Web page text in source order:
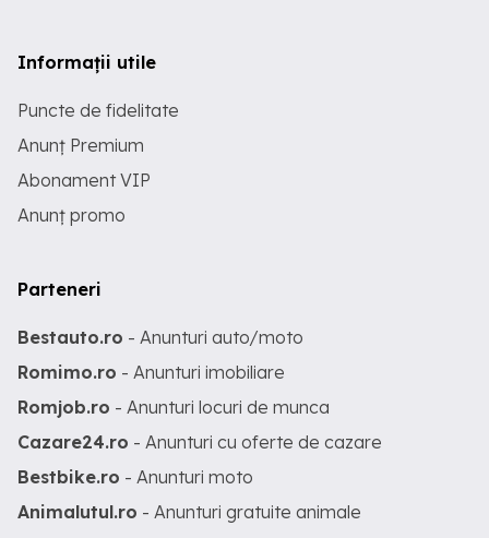
Informații utile
Puncte de fidelitate
Anunț Premium
Abonament VIP
Anunț promo
Parteneri
Bestauto.ro - Anunturi auto/moto
Romimo.ro - Anunturi imobiliare
Romjob.ro - Anunturi locuri de munca
Cazare24.ro - Anunturi cu oferte de cazare
Bestbike.ro - Anunturi moto
Animalutul.ro - Anunturi gratuite animale